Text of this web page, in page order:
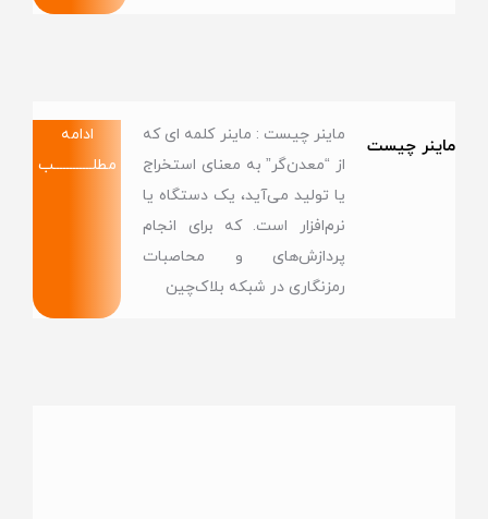
ماینر چیست
ماینر چیست : ماینر کلمه ای که
از “معدن‌گر” به معنای استخراج
یا تولید می‌آید، یک دستگاه یا
نرم‌افزار است. که برای انجام
پردازش‌های و محاصبات
رمزنگاری در شبکه‌ بلاک‌چین
ادامه
مطلــــــــــــب